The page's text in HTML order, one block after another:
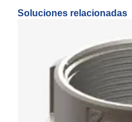
Soluciones relacionadas